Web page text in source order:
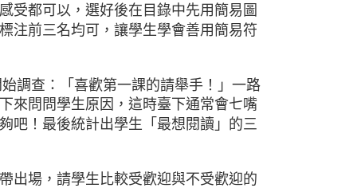
受都可以，選好後在目錄中先用簡易圖
注前三名均可，讓學生學會善用簡易符
調查：「喜歡第一課的請舉手！」一路
來問問學生原因，這時臺下通常會七嘴
吧！最後統計出學生「最想閱讀」的三
出場，請學生比較受歡迎與不受歡迎的